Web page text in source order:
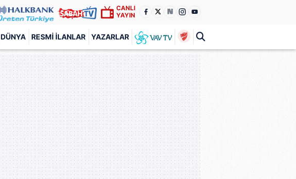
CANLI
YAYIN
DÜNYA RESMI İLANLAR YAZARLAR